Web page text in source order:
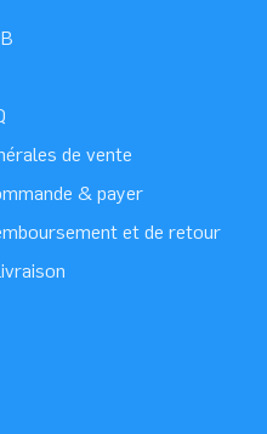
de vente
& payer
et de retour